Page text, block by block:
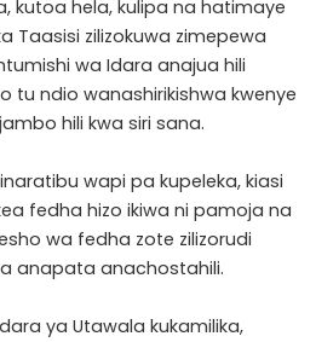
kutoa hela, kulipa na hatimaye
Taasisi zilizokuwa zimepewa
wa Idara anajua hili
tu ndio wanashirikishwa kwenye
hili kwa siri sana.
wapi pa kupeleka, kiasi
fedha hizo ikiwa ni pamoja na
wa fedha zote zilizorudi
anapata anachostahili.
ya Utawala kukamilika,